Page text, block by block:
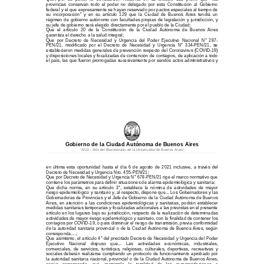
provincias  conservan  todo  el  poder  no  delegado  por  esta  Constitución  al  Gobierno
federal y el que expresamente se hayan reservado por pactos especiales al tiempo de
su  incorporación”  y  en  su  artículo  129  que  la  Ciudad  de  Buenos  Aires  tendrá  un
régimen  de  gobierno  autónomo  con  facultades  propias  de  legislación  y  jurisdicción,  y
su jefe de gobierno será elegido directamente por el pueblo de la Ciudad;
Que  el  artículo  20  de  la  Constitución  de  la  Ciudad  Autónoma  de  Buenos  Aires
garantiza el derecho a la salud integral;
Que  por  Decreto  de  Necesidad  y  Urgencia  del  Poder  Ejecutivo  Nacional  N°  287-
PEN/21,  modificado  por  el  Decreto  de  Necesidad  y  Urgencia  N°  334-PEN/21,  se
establecieron medidas generales de prevención respecto del Coronavirus (COVID -19)
y disposiciones locales y focalizadas de contención de contagios, de aplicación a todo
el país, las que fueron prorrogadas sucesivamente por sendos actos administrativos y
Gobierno de la Ciudad Autónoma de Buenos Aires
“2021 -  Año del Bicentenario de la Universidad de Buenos Aires”
en  última  esta  oportunidad  hasta  el  día  6  de  agosto  de  2021  inclusive,  a  través  del
Decreto de Necesidad y Urgencia Nro. 455-PEN/21;
Que por Decreto de Necesidad y Urgencia N° 678-PEN/21 rige el marco normativo que
contiene los parámetros para definir situaciones de alarma epidemiológica y sanitaria;
Que  dicha  norma,  en  su  artículo  3°,  establece  la  nómina  de  actividades  de  mayor
riesgo epidemiológico y sanitario y, al respecto, dispone que... Los Gobernadores y las
Gobernadoras de Provincias y el Jefe de Gobierno de la Ciudad Autónoma de Buenos
Aires,  en  atención  a  las  condiciones  epidemiológicas  y  sanitarias,  podrán  establecer
medidas sanitarias temporarias y focalizadas adicionales a las previstas en el presente
artículo en los lugares bajo su jurisdicción, respecto de la realización de determinadas
actividades de mayor riesgo epidemiológico y sanitario, con la finalidad de contener los
contagios por COVID -19, o para disminuir el riesgo de transmisión, previa conformidad
de la autoridad sanitaria provincial o de la Ciudad Autónoma de Buenos Aires, según
corresponda....;
Que asimismo, el artículo 4° del precitado Decreto de Necesidad y Urgencia del Poder
Ejecutivo    Nacional    dispuso    que...    Las    actividades    económicas,    industriales,
comerciales,  de  servicios,  turísticas,  religiosas,  culturales,  deportivas,  recreativas  y
sociales deberán realizarse cumpliendo un protocolo de funcionamiento aprobado por
la  autoridad  sanitaria  nacional,  provincial  o  de  la  Ciudad  Autónoma  de  Buenos  Aires,